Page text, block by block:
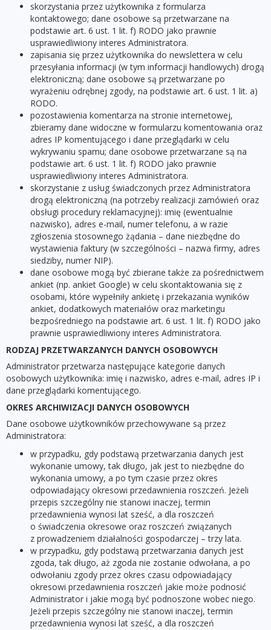
skorzystania przez użytkownika z formularza
kontaktowego; dane osobowe są przetwarzane na
podstawie art. 6 ust. 1 lit. f) RODO jako prawnie
usprawiedliwiony interes Administratora.
zapisania się przez użytkownika do newslettera w celu
przesyłania informacji (w tym informacji handlowych) drogą
elektroniczną; dane osobowe są przetwarzane po
wyrażeniu odrębnej zgody, na podstawie art. 6 ust. 1 lit. a)
RODO.
pozostawienia komentarza na stronie internetowej,
zbieramy dane widoczne w formularzu komentowania oraz
adres IP komentującego i dane przeglądarki w celu
wykrywaniu spamu; dane osobowe przetwarzane są na
podstawie art. 6 ust. 1 lit. f) RODO jako prawnie
usprawiedliwiony interes Administratora.
skorzystanie z usług świadczonych przez Administratora
drogą elektroniczną (na potrzeby realizacji zamówień oraz
obsługi procedury reklamacyjnej): imię (ewentualnie
nazwisko), adres e-mail, numer telefonu, a w razie
zgłoszenia stosownego żądania – dane niezbędne do
wystawienia faktury (w szczególności – nazwa firmy, adres
siedziby, numer NIP).
dane osobowe mogą być zbierane także za pośrednictwem
ankiet (np. ankiet Google) w celu skontaktowania się z
osobami, które wypełniły ankietę i przekazania wyników
ankiet, dodatkowych materiałów oraz marketingu
bezpośredniego na podstawie art. 6 ust. 1 lit. f) RODO jako
prawnie usprawiedliwiony interes Administratora.
RODZAJ PRZETWARZANYCH DANYCH OSOBOWYCH
Administrator przetwarza następujące kategorie danych
osobowych użytkownika: imię i nazwisko, adres e-mail, adres IP i
dane przeglądarki komentującego.
OKRES ARCHIWIZACJI DANYCH OSOBOWYCH
Dane osobowe użytkowników przechowywane są przez
Administratora:
w przypadku, gdy podstawą przetwarzania danych jest
wykonanie umowy, tak długo, jak jest to niezbędne do
wykonania umowy, a po tym czasie przez okres
odpowiadający okresowi przedawnienia roszczeń. Jeżeli
przepis szczególny nie stanowi inaczej, termin
przedawnienia wynosi lat sześć, a dla roszczeń
o świadczenia okresowe oraz roszczeń związanych
z prowadzeniem działalności gospodarczej – trzy lata.
w przypadku, gdy podstawą przetwarzania danych jest
zgoda, tak długo, aż zgoda nie zostanie odwołana, a po
odwołaniu zgody przez okres czasu odpowiadający
okresowi przedawnienia roszczeń jakie może podnosić
Administrator i jakie mogą być podnoszone wobec niego.
Jeżeli przepis szczególny nie stanowi inaczej, termin
przedawnienia wynosi lat sześć, a dla roszczeń